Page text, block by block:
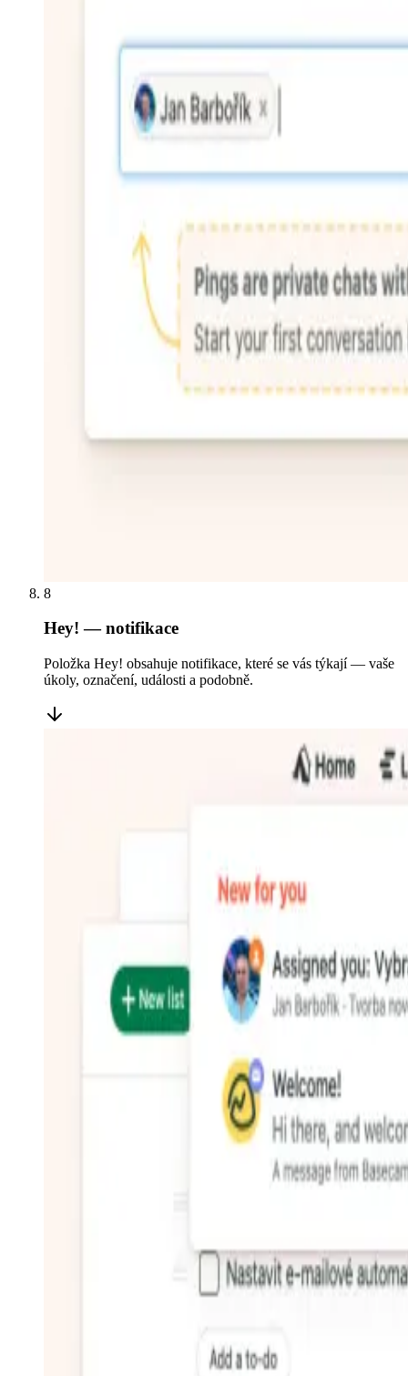
8
Hey! — notifikace
Položka Hey! obsahuje notifikace, které se vás týkají — vaše
úkoly, označení, události a podobně.